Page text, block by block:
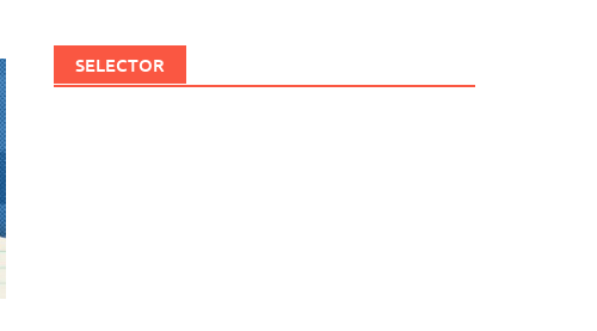
SELECTOR